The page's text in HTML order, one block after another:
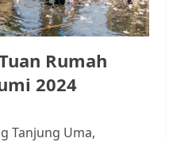
Rumah
2024
Tanjung Uma,